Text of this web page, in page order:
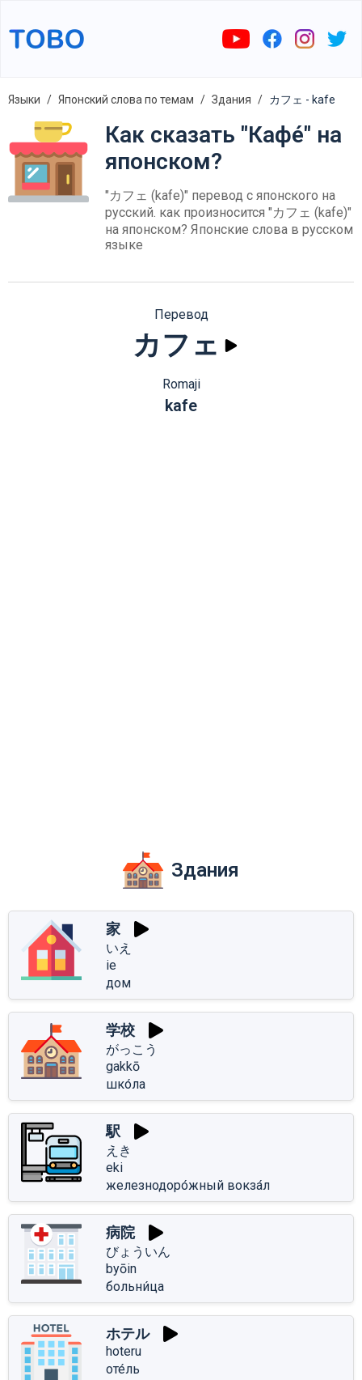
Языки Японский слова по темам Здания カフェ - kafe
Как сказать "Кафе́" на
японском?
"カフェ (kafe)" перевод с японского на
русский. как произносится "カフェ (kafe)"
на японском? Японские слова в русском
языке
Перевод
カフェ
Romaji
kafe
Здания
家
いえ
ie
дом
学校
がっこう
gakkō
шко́ла
駅
えき
eki
железнодоро́жный вокза́л
病院
びょういん
byōin
больни́ца
ホテル
hoteru
оте́ль